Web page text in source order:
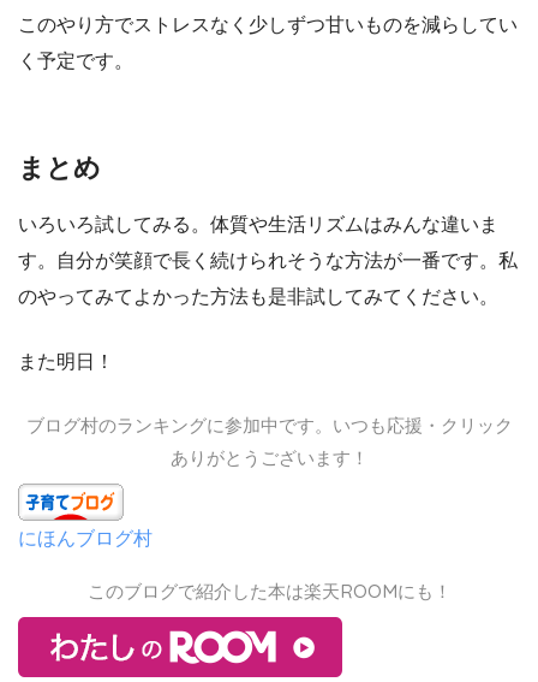
このやり方でストレスなく少しずつ甘いものを減らしてい
く予定です。
まとめ
いろいろ試してみる。体質や生活リズムはみんな違いま
す。自分が笑顔で長く続けられそうな方法が一番です。私
のやってみてよかった方法も是非試してみてください。
また明日！
ブログ村のランキングに参加中です。いつも応援・クリック
ありがとうございます！
にほんブログ村
このブログで紹介した本は楽天ROOMにも！